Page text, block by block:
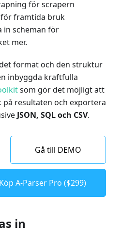
för scrapern
för framtida bruk
in scheman för
mer.
format och den struktur
inbyggda kraftfulla
som gör det möjligt att
resultaten och exportera
JSON, SQL och CSV.
Gå till DEMO
Köp A-Parser Pro ($299)
in